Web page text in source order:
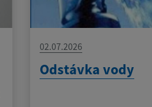
02.07.2026
Odstávka vody